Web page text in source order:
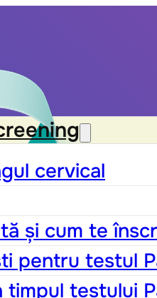
cervical
și cum te
pentru testul
timpul testului